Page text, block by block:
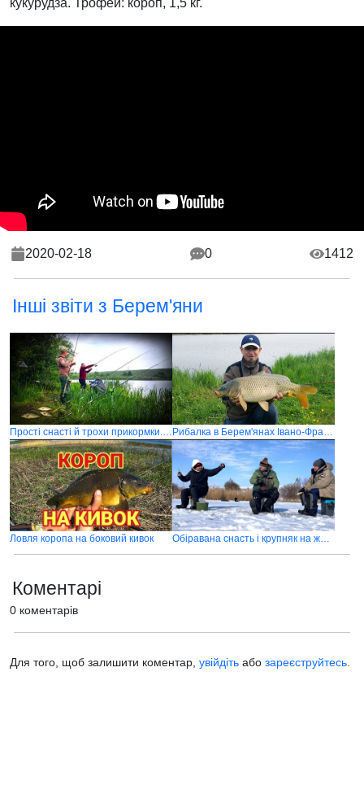
кукурудза. Трофей: короп, 1,5 кг.
2020-02-18 0 1412
Інші звіти з Берем'яни
Прості снасті й трохи прикормки. Та риби наловили Рибалка в Берем'янах Івано-Франківська області
Ловля коропа на боковий кивок Обіравана снасть і крупняк на жерлицю. Зимова риболовля 2026
Коментарі
0 коментарів
Для того, щоб залишити коментар, увійдіть або зареєструйтесь